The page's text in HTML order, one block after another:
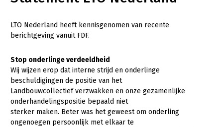
Mooi groen
Sterk ondernemerschap
Transitiepaden
Thema’s
Gezonde planten
Gezonde dieren
LTO Nederland heeft kennisgenomen van recente
berichtgeving vanuit FDF.
Stop onderlinge verdeeldheid
Wij wijzen erop dat interne strijd en onderlinge
beschuldigingen de positie van het
Landbouwcollectief verzwakken en onze gezamenlijke
onderhandelingspositie bepaald niet
sterker maken. Beter was het geweest om onderling
ongenoegen persoonlijk met elkaar te